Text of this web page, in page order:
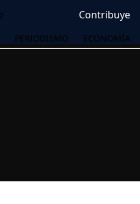
Contribuye
PERIODISMO ECONOMÍA